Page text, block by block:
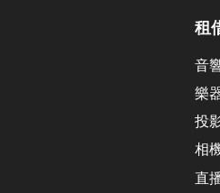
租
音
樂
投
相
直